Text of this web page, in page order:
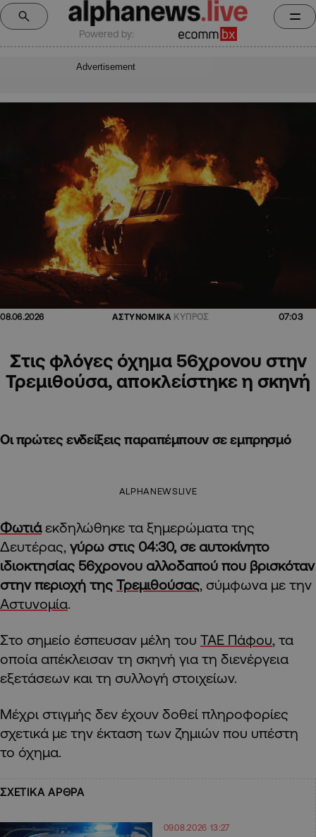
Powered by:
Advertisement
08.06.2026 ΑΣΤΥΝΟΜΙΚΑ ΚΥΠΡΟΣ 07:03
Στις φλόγες όχημα 56χρονου στην
Τρεμιθούσα, αποκλείστηκε η σκηνή
Οι πρώτες ενδείξεις παραπέμπουν σε εμπρησμό
ALPHANEWSLIVE
Φωτιά εκδηλώθηκε τα ξημερώματα της
Δευτέρας, γύρω στις 04:30, σε αυτοκίνητο
ιδιοκτησίας 56χρονου αλλοδαπού που βρισκόταν
στην περιοχή της Τρεμιθούσας , σύμφωνα με την
Αστυνομία
Στο σημείο έσπευσαν μέλη του ΤΑΕ Πάφου , τα
οποία απέκλεισαν τη σκηνή για τη διενέργεια
εξετάσεων και τη συλλογή στοιχείων.
Μέχρι στιγμής δεν έχουν δοθεί πληροφορίες
σχετικά με την έκταση των ζημιών που υπέστη
το όχημα.
ΣΧΕΤΙΚΑ ΑΡΘΡΑ
09.08.2026 13:27